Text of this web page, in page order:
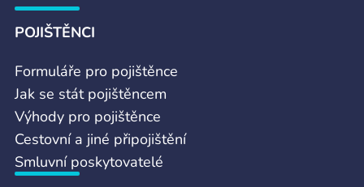
POJIŠTĚNCI
Formuláře pro pojištěnce
Jak se stát pojištěncem
Výhody pro pojištěnce
Cestovní a jiné připojištění
Smluvní poskytovatelé